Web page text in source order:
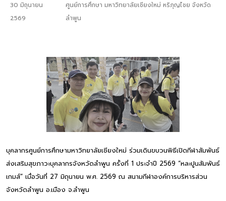
30 มิถุนายน
2569
ศูนย์การศึกษา มหาวิทยาลัยเชียงใหม่ หริภุญไชย จังหวัด
ลำพูน
บุคลากรศูนย์การศึกษามหาวิทยาลัยเชียงใหม่ ร่วมเดินขบวนพิธีเปิดกีฬาสัมพันธ์
ส่งเสริมสุขภาวะบุคลากรจังหวัดลำพูน ครั้งที่ 1 ประจำปี 2569 “หละปูนสัมพันธ์
เกมส์” เมื่อวันที่ 27 มิถุนายน พ.ศ. 2569 ณ สนามกีฬาองค์การบริหารส่วน
จังหวัดลำพูน อ.เมือง จ.ลำพูน